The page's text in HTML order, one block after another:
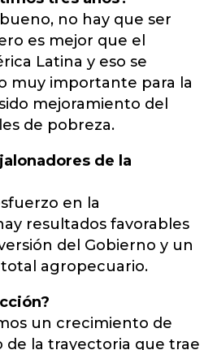
no hay que ser
es mejor que el
Latina y eso se
muy importante para la
mejoramiento del
de pobreza.
de la
en la
resultados favorables
del Gobierno y un
agropecuario.
un crecimiento de
de la trayectoria que trae